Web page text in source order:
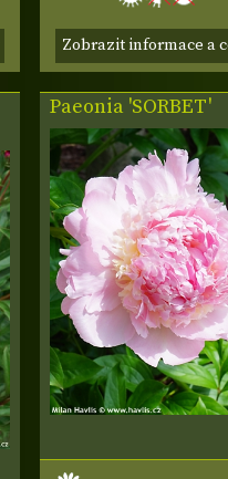
Zobrazit informace a
Paeonia 'SORBET'